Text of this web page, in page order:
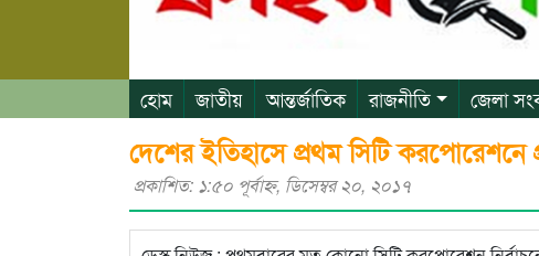
হোম জাতীয় আন্তর্জাতিক রাজনীতি জেলা
দেশের ইতিহাসে প্রথম সিটি করপোরেশনে
প্রকাশিত: ১:৫০ পূর্বাহ্ণ, ডিসেম্বর ২০, ২০১৭